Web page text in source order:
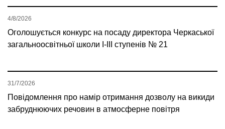
Оголошується конкурс на посаду директора Черкаської
загальноосвітньої школи І-ІІІ ступенів № 21
4/8/2026
Повідомлення про намір отримання дозволу на викиди
забруднюючих речовин в атмосферне повітря
31/7/2026